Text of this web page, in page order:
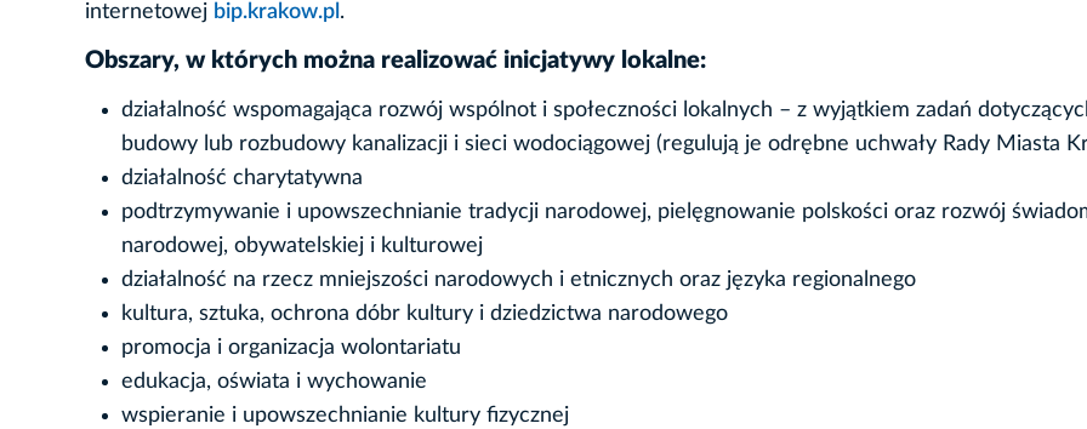
internetowej bip.krakow.pl .
Obszary, w których można realizować inicjatywy lokalne:
działalność wspomagająca rozwój wspólnot i społeczności lokalnych – z wyjątkiem zadań
budowy lub rozbudowy kanalizacji i sieci wodociągowej (regulują je odrębne uchwały Rady Miasta
działalność charytatywna
podtrzymywanie i upowszechnianie tradycji narodowej, pielęgnowanie polskości oraz rozwój
narodowej, obywatelskiej i kulturowej
działalność na rzecz mniejszości narodowych i etnicznych oraz języka regionalnego
kultura, sztuka, ochrona dóbr kultury i dziedzictwa narodowego
promocja i organizacja wolontariatu
edukacja, oświata i wychowanie
wspieranie i upowszechnianie kultury fizycznej